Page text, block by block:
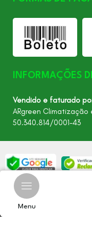
Menu
INFORMAÇÕES
Vendido e faturado
ARgreen Climatização
50.340.814/0001-43
©2026 - Todos os